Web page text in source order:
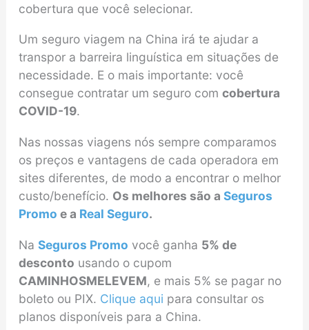
cobertura que você selecionar.
Um seguro viagem na China irá te ajudar a
transpor a barreira linguística em situações de
necessidade. E o mais importante: você
consegue contratar um seguro com cobertura
COVID-19.
Nas nossas viagens nós sempre comparamos
os preços e vantagens de cada operadora em
sites diferentes, de modo a encontrar o melhor
custo/benefício. Os melhores são a Seguros
Promo e a Real Seguro.
Na Seguros Promo você ganha 5% de
desconto usando o cupom
CAMINHOSMELEVEM, e mais 5% se pagar no
boleto ou PIX. Clique aqui para consultar os
planos disponíveis para a China.